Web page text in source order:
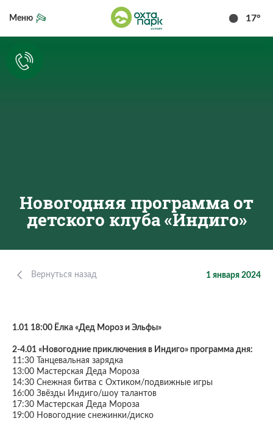
17°
Меню
Новогодняя программа от
детского клуба «Индиго»
Вернуться назад 1 января 2024
1.01 18:00 Ёлка «Дед Мороз и Эльфы»
2-4.01 «Новогодние приключения в Индиго» программа дня:
11:30 Танцевальная зарядка
13:00 Мастерская Деда Мороза
14:30 Снежная битва с Охтиком/подвижные игры
16:00 Звёзды Индиго/шоу талантов
17:30 Мастерская Деда Мороза
19:00 Новогодние снежинки/диско